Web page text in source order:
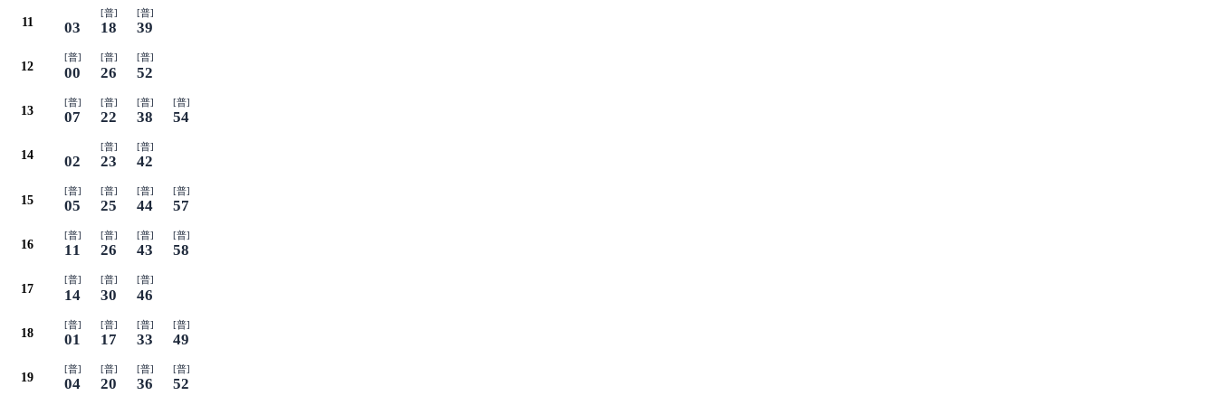
11 03
[普]
18
[普]
39
12
[普]
00
[普]
26
[普]
52
13
[普]
07
[普]
22
[普]
38
[普]
54
14 02
[普]
23
[普]
42
15
[普]
05
[普]
25
[普]
44
[普]
57
16
[普]
11
[普]
26
[普]
43
[普]
58
17
[普]
14
[普]
30
[普]
46
18
[普]
01
[普]
17
[普]
33
[普]
49
19
[普]
04
[普]
20
[普]
36
[普]
52